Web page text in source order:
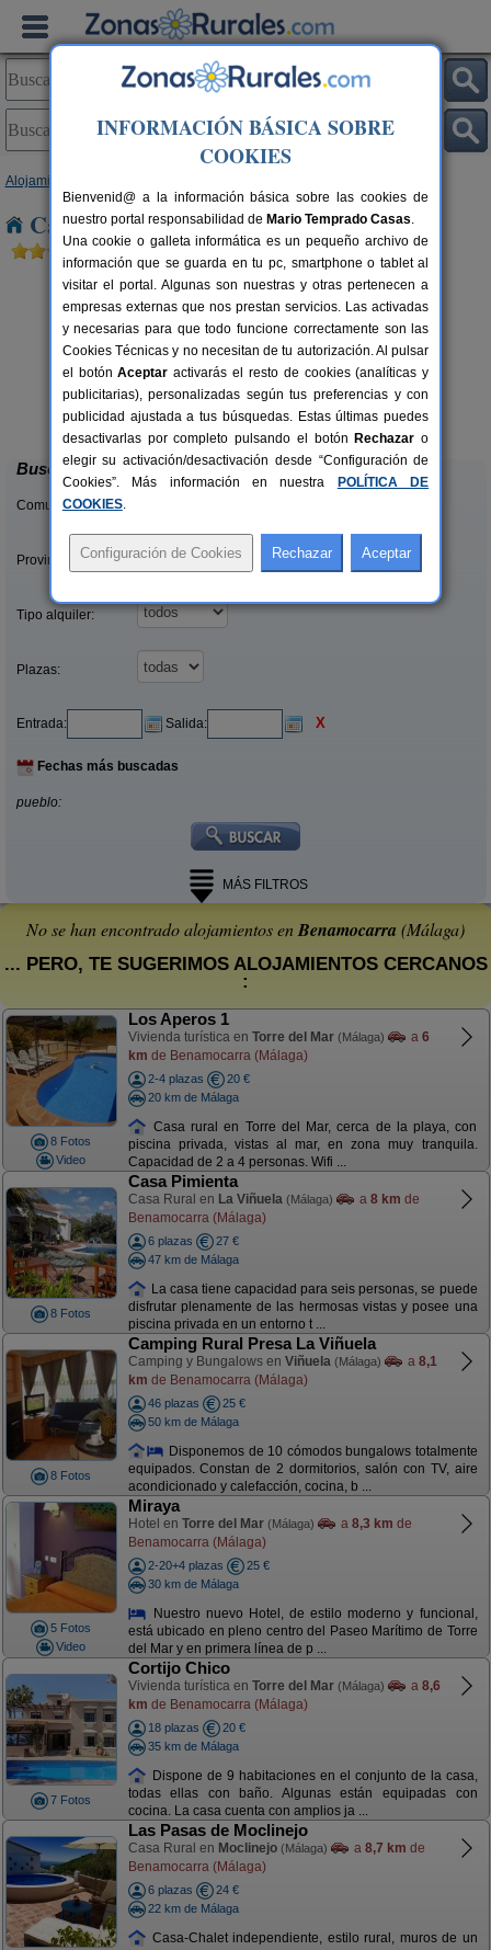
Alojamientos
Casas Rurales cerca de Benamocarra
6+4 pers.
desde25 €
Casa Algarrobo
Álora (Málaga)
Buscar
Comunidades:
Provincias/Islas:
Tipo alquiler:
Plazas:
Entrada: Salida: X
Fechas más buscadas
pueblo:
MÁS FILTROS
No se han encontrado alojamientos enBenamocarra (Málaga)
... PERO, TE SUGERIMOS ALOJAMIENTOS CERCANOS
:
8 Fotos
Video
Los Aperos 1
Vivienda turística en Torre del Mar (Málaga) a 6
km de Benamocarra (Málaga)
2-4 plazas
20 €
20 km de Málaga
Casa rural en Torre del Mar, cerca de la playa, con
piscina privada, vistas al mar, en zona muy tranquila.
Capacidad de 2 a 4 personas. Wifi ...
8 Fotos
Casa Pimienta
Casa Rural en La Viñuela (Málaga) a 8 km de
Benamocarra (Málaga)
6 plazas
27 €
47 km de Málaga
La casa tiene capacidad para seis personas, se puede
disfrutar plenamente de las hermosas vistas y posee una
piscina privada en un entorno t ...
8 Fotos
Camping Rural Presa La Viñuela
Camping y Bungalows en Viñuela (Málaga) a 8,1
km de Benamocarra (Málaga)
46 plazas
25 €
50 km de Málaga
Disponemos de 10 cómodos bungalows totalmente
equipados. Constan de 2 dormitorios, salón con TV, aire
acondicionado y calefacción, cocina, b ...
5 Fotos
Video
Miraya
Hotel en Torre del Mar (Málaga) a 8,3 km de
Benamocarra (Málaga)
2-20+4 plazas
25 €
30 km de Málaga
Nuestro nuevo Hotel, de estilo moderno y funcional,
está ubicado en pleno centro del Paseo Marítimo de Torre
del Mar y en primera línea de p ...
7 Fotos
Cortijo Chico
Vivienda turística en Torre del Mar (Málaga) a 8,6
km de Benamocarra (Málaga)
18 plazas
20 €
35 km de Málaga
Dispone de 9 habitaciones en el conjunto de la casa,
todas ellas con baño. Algunas están equipadas con
cocina. La casa cuenta con amplios ja ...
Las Pasas de Moclinejo
Casa Rural en Moclinejo (Málaga) a 8,7 km de
Benamocarra (Málaga)
6 plazas
24 €
22 km de Málaga
Casa-Chalet independiente, estilo rural, muros de un
INFORMACIÓN BÁSICA SOBRE
COOKIES
Bienvenid@ a la información básica sobre las cookies de
nuestro portal responsabilidad de Mario Temprado Casas.
Una cookie o galleta informática es un pequeño archivo de
información que se guarda en tu pc, smartphone o tablet al
visitar el portal. Algunas son nuestras y otras pertenecen a
empresas externas que nos prestan servicios. Las activadas
y necesarias para que todo funcione correctamente son las
Cookies Técnicas y no necesitan de tu autorización. Al pulsar
el botónAceptar activarás el resto de cookies (analíticas y
publicitarias), personalizadas según tus preferencias y con
publicidad ajustada a tus búsquedas. Estas últimas puedes
desactivarlas por completo pulsando el botón Rechazar o
elegir su activación/desactivación desde “Configuración de
Cookies”. Más información en nuestra
POLÍTICA DE
COOKIES.